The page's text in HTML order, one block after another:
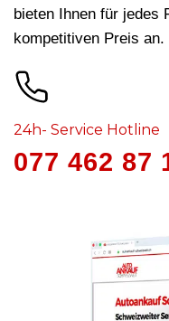
bieten Ihnen für jedes
kompetitiven Preis an.
24h- Service Hotline
077 462 87